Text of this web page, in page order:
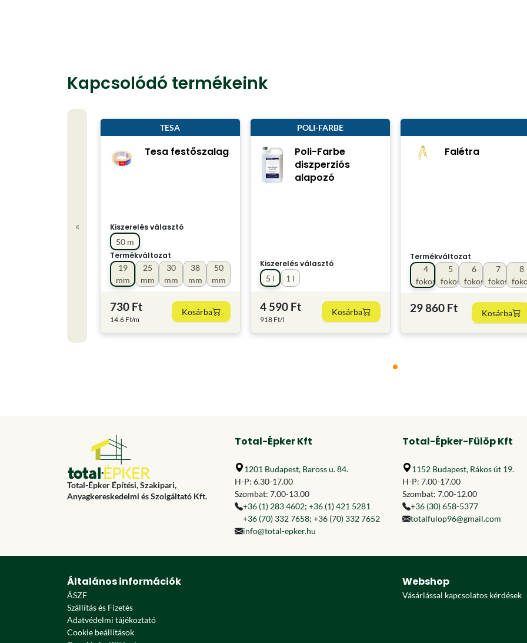
Kapcsolódó termékeink
«
TESA
Tesa festőszalag
Kiszerelés választó
50 m
Termékváltozat
19
mm
25
mm
30
mm
38
mm
50
mm
730 Ft
14.6 Ft/m
Kosárba
POLI-FARBE
Poli-Farbe
diszperziós
alapozó
Kiszerelés választó
1 l
5 l
4 590 Ft
918 Ft/l
Kosárba
Falétra
Termékváltozat
4
fokos
5
fokos
6
fokos
7
fokos
8
29 860 Ft Kosárba
Total-Épker Építési, Szakipari,
Anyagkereskedelmi és Szolgáltató Kft.
Total-Épker Kft
1201 Budapest, Baross u. 84.
H-P: 6.30-17.00
Szombat: 7.00-13.00
+36 (1) 283 4602; +36 (1) 421 5281
+36 (70) 332 7658; +36 (70) 332 7652
info@total-epker.hu
Total-Épker-Fülöp Kft
1152 Budapest, Rákos út 19.
H-P: 7.00-17.00
Szombat: 7.00-12.00
+36 (30) 658-5377
totalfulop96@gmail.com
Általános információk
ÁSZF
Szállítás és Fizetés
Adatvédelmi tájékoztató
Cookie beállítások
Webshop
Vásárlással kapcsolatos kérdések